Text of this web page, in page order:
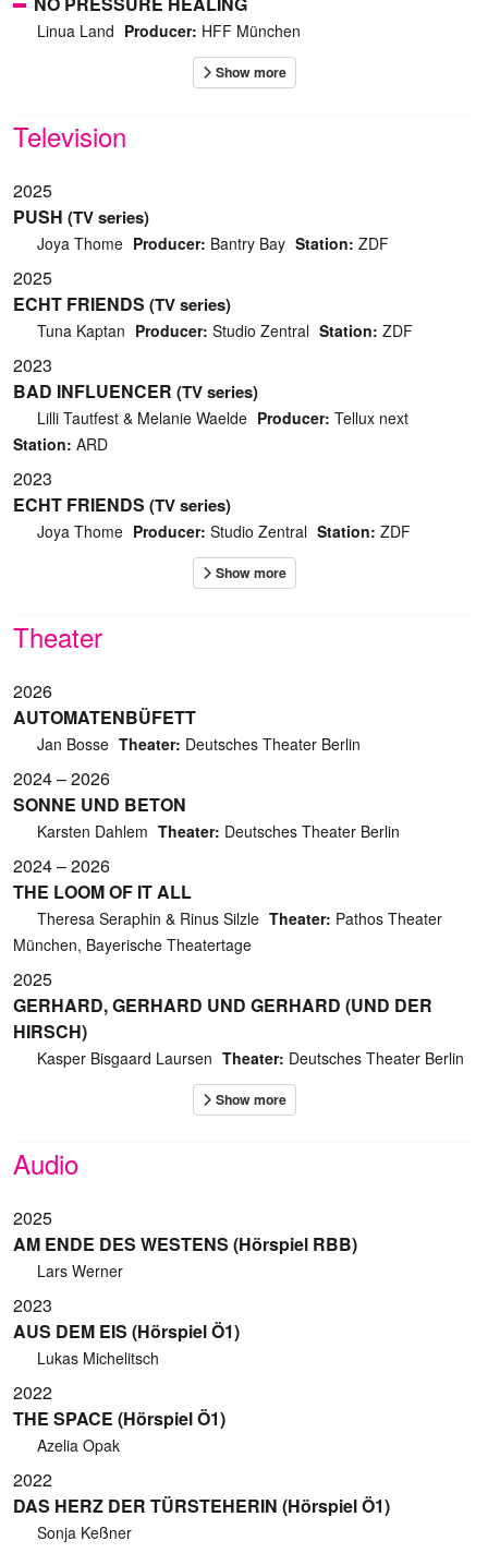
Linua Land Producer: HFF München
Television
2025
PUSH (TV series)
Joya Thome Producer: Bantry Bay Station: ZDF
2025
ECHT FRIENDS (TV series)
Tuna Kaptan Producer: Studio Zentral Station: ZDF
2023
BAD INFLUENCER (TV series)
Lilli Tautfest & Melanie Waelde Producer: Tellux next
Station: ARD
2023
ECHT FRIENDS (TV series)
Joya Thome Producer: Studio Zentral Station: ZDF
Theater
2026
AUTOMATENBÜFETT
Jan Bosse Theater: Deutsches Theater Berlin
2024 – 2026
SONNE UND BETON
Karsten Dahlem Theater: Deutsches Theater Berlin
2024 – 2026
THE LOOM OF IT ALL
Theresa Seraphin & Rinus Silzle Theater: Pathos Theater
München, Bayerische Theatertage
2025
GERHARD, GERHARD UND GERHARD (UND DER
HIRSCH)
Kasper Bisgaard Laursen Theater: Deutsches Theater Berlin
Audio
2025
AM ENDE DES WESTENS (Hörspiel RBB)
Lars Werner
2023
AUS DEM EIS (Hörspiel Ö1)
Lukas Michelitsch
2022
THE SPACE (Hörspiel Ö1)
Azelia Opak
2022
DAS HERZ DER TÜRSTEHERIN (Hörspiel Ö1)
Sonja Keßner